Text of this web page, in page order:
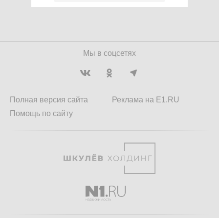
Мы в соцсетях
Полная версия сайта
Помощь по сайту
Реклама на E1.RU